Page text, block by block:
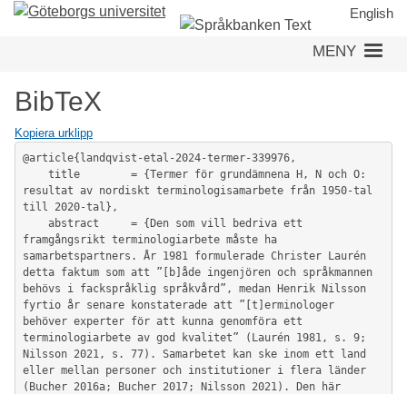
Hoppa
English
MENY
BibTeX
Kopiera urklipp
@article{landqvist-etal-2024-termer-339976,
resultat av nordiskt terminologisamarbete från 1950-tal
till 2020-tal},
framgångsrikt terminologiarbete måste ha
samarbetspartners. År 1981 formulerade Christer Laurén
detta faktum som att ”[b]åde ingenjören och språkmannen
behövs i fackspråklig språkvård”, medan Henrik Nilsson
fyrtio år senare konstaterade att ”[t]erminologer
behöver experter för att kunna genomföra ett
terminologiarbete av god kvalitet” (Laurén 1981, s. 9;
Nilsson 2021, s. 77). Samarbetet kan ske inom ett land
eller mellan personer och institutioner i flera länder
(Bucher 2016a; Bucher 2017; Nilsson 2021). Den här